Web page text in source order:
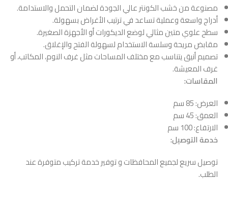
مصنوعة من خشب الكونتر عالي الجودة لضمان التحمل والاستدامة.
أدراج واسعة وعملية تساعد في ترتيب الأغراض بسهولة.
سطح علوي متين مثالي لوضع الديكورات أو الأجهزة الصغيرة.
مقابض مريحة وسلسة الاستخدام لسهولة الفتح والإغلاق.
تصميم أنيق يتناسب مع مختلف المساحات مثل غرف النوم، المكاتب، أو
غرف المعيشة.
المقاسات:
العرض: 85 سم
العمق: 45 سم
الارتفاع: 100 سم
خدمة التوصيل:
توصيل سريع لجميع المحافظات و توفير خدمة تركيب متوفرة عند
الطلب.